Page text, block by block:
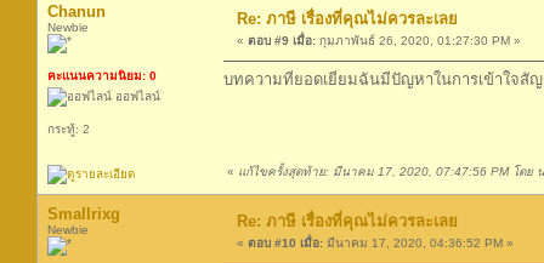
Chanun
Newbie
คะแนนความนิยม: 0
ออฟไลน์
กระทู้: 2
Re: ภาษี เรื่องที่คุณไม่ควรละเลย
« ตอบ #9 เมื่อ: กุมภาพันธ์ 26, 2020, 01:27:30 PM »
บทความที่ยอดเยี่ยมฉันมีปัญหาในการเข้าใจสั
« แก้ไขครั้งสุดท้าย: มีนาคม 17, 2020, 07:47:56 PM โดย
Smallrixg
Newbie Re: ภาษี เรื่องที่คุณไม่ควรละเลย
« ตอบ #10 เมื่อ: มีนาคม 17, 2020, 04:36:52 PM »